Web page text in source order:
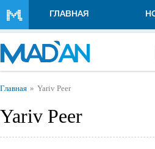
ГЛАВНАЯ
Вы здесь
Главная Yariv Peer
Yariv Peer